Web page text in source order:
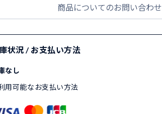
商品についてのお問い合わせ
状況 / お支払い方法
なし
用可能なお支払い方法